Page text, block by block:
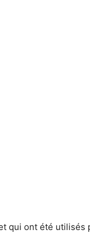
qui ont été utilisés